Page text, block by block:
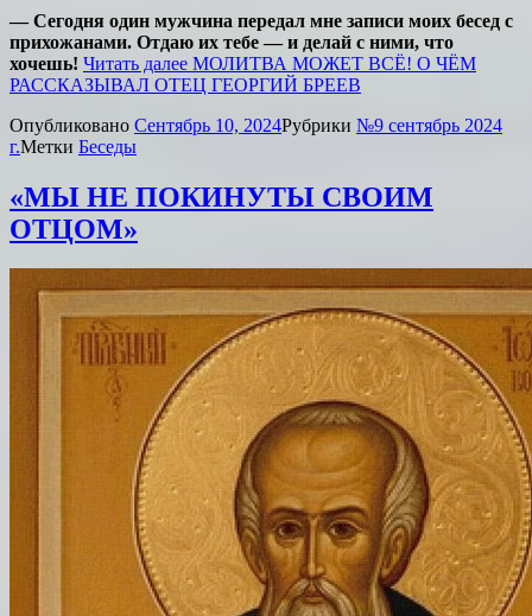
— Сегодня один мужчина передал мне записи моих бесед с
прихожанами. Отдаю их тебе — и делай с ними, что
хочешь! Читать далее МОЛИТВА МОЖЕТ ВСЁ! О ЧЁМ
РАССКАЗЫВАЛ ОТЕЦ ГЕОРГИЙ БРЕЕВ
Опубликовано Сентябрь 10, 2024Рубрики №9 сентябрь 2024
г.Метки Беседы
«МЫ НЕ ПОКИНУТЫ СВОИМ
ОТЦОМ»